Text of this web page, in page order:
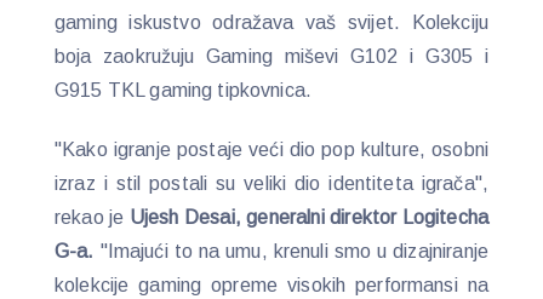
gaming iskustvo odražava vaš svijet. Kolekciju
boja zaokružuju Gaming miševi G102 i G305 i
G915 TKL gaming tipkovnica.
"Kako igranje postaje veći dio pop kulture, osobni
izraz i stil postali su veliki dio identiteta igrača",
rekao je Ujesh Desai, generalni direktor Logitecha
G-a. "Imajući to na umu, krenuli smo u dizajniranje
kolekcije gaming opreme visokih performansi na